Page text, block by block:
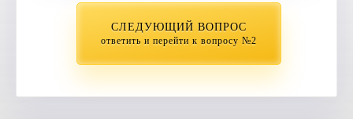
СЛЕДУЮЩИЙ ВОПРОС
ответить и перейти к вопросу №2